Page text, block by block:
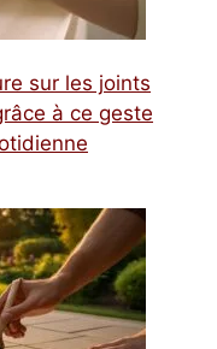
sur les joints
à ce geste